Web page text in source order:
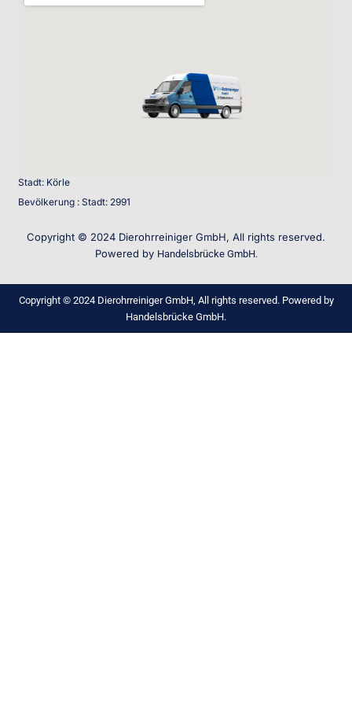
Stadt: Körle
Bevölkerung : Stadt: 2991
Copyright © 2024 Dierohrreiniger GmbH, All rights reserved.
Powered by Handelsbrücke GmbH.
Copyright © 2024 Dierohrreiniger GmbH, All rights reserved. Powered by
Handelsbrücke GmbH.